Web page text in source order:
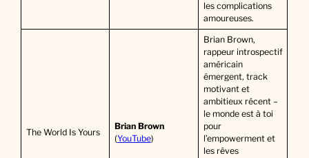
les complications
amoureuses.
The World Is Yours
Brian Brown
(YouTube)
Brian Brown,
rappeur introspectif
américain
émergent, track
motivant et
ambitieux récent –
le monde est à toi
pour
l’empowerment et
les rêves